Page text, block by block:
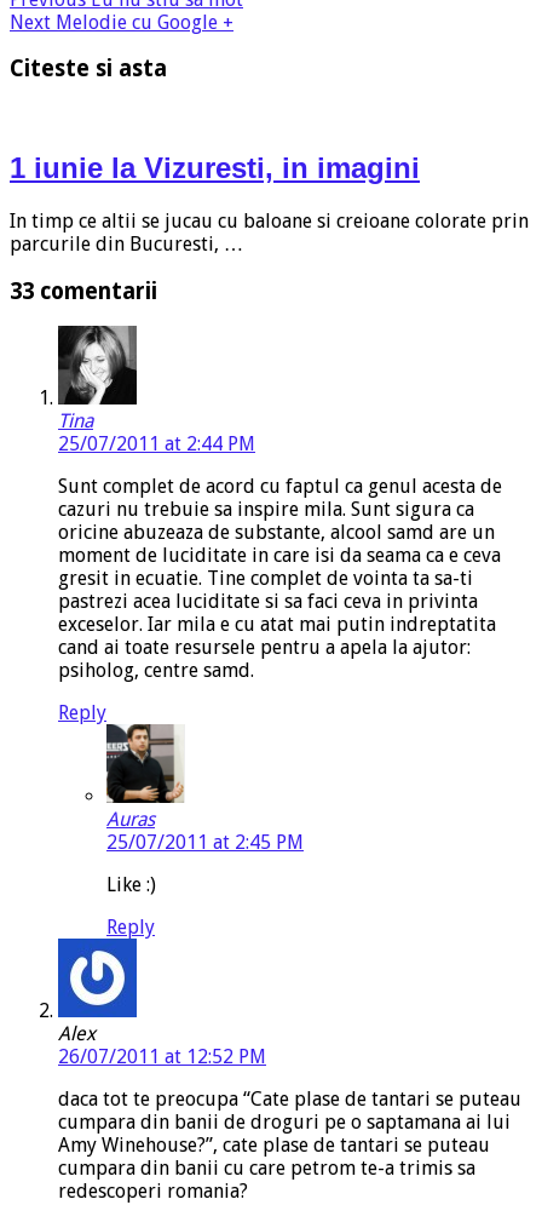
Next Melodie cu Google +
Citeste si asta
1 iunie la Vizuresti, in imagini
In timp ce altii se jucau cu baloane si creioane colorate prin
parcurile din Bucuresti, …
33 comentarii
Tina
25/07/2011 at 2:44 PM
Sunt complet de acord cu faptul ca genul acesta de
cazuri nu trebuie sa inspire mila. Sunt sigura ca
oricine abuzeaza de substante, alcool samd are un
moment de luciditate in care isi da seama ca e ceva
gresit in ecuatie. Tine complet de vointa ta sa-ti
pastrezi acea luciditate si sa faci ceva in privinta
exceselor. Iar mila e cu atat mai putin indreptatita
cand ai toate resursele pentru a apela la ajutor:
psiholog, centre samd.
Reply
Auras
25/07/2011 at 2:45 PM
Like :)
Reply
Alex
26/07/2011 at 12:52 PM
daca tot te preocupa “Cate plase de tantari se puteau
cumpara din banii de droguri pe o saptamana ai lui
Amy Winehouse?”, cate plase de tantari se puteau
cumpara din banii cu care petrom te-a trimis sa
redescoperi romania?